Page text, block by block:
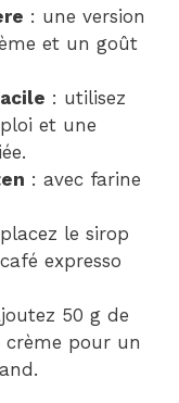
: une version
et un goût
: utilisez
et une
: avec farine
le sirop
expresso
50 g de
pour un